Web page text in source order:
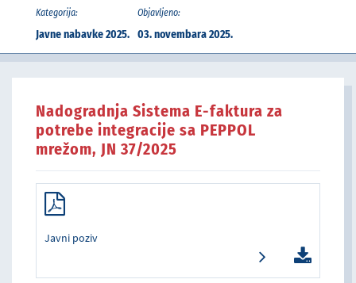
Kategorija:
Javne nabavke 2025.
Objavljeno:
03. novembara 2025.
Nadogradnja Sistema E-faktura za
potrebe integracije sa PEPPOL
mrežom, JN 37/2025
Javni poziv